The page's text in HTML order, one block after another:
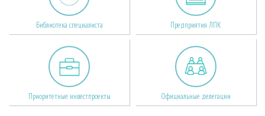
Библиотека специалиста Предприятия ЛПК
Приоритетные инвестпроекты Официальные делегации